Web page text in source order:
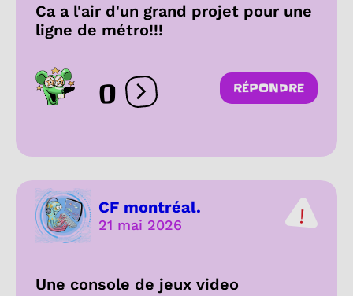
Ca a l'air d'un grand projet pour une
ligne de métro!!!
0 Ouvrir les réactions
RÉPONDRE
CF montréal.
21 mai 2026
Une console de jeux video